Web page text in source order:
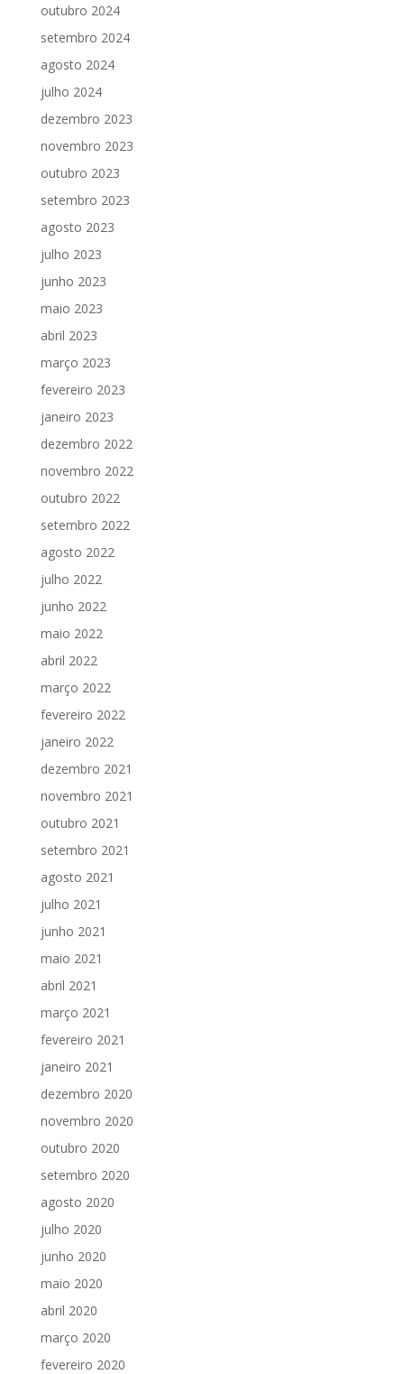
outubro 2024
setembro 2024
agosto 2024
julho 2024
dezembro 2023
novembro 2023
outubro 2023
setembro 2023
agosto 2023
julho 2023
junho 2023
maio 2023
abril 2023
março 2023
fevereiro 2023
janeiro 2023
dezembro 2022
novembro 2022
outubro 2022
setembro 2022
agosto 2022
julho 2022
junho 2022
maio 2022
abril 2022
março 2022
fevereiro 2022
janeiro 2022
dezembro 2021
novembro 2021
outubro 2021
setembro 2021
agosto 2021
julho 2021
junho 2021
maio 2021
abril 2021
março 2021
fevereiro 2021
janeiro 2021
dezembro 2020
novembro 2020
outubro 2020
setembro 2020
agosto 2020
julho 2020
junho 2020
maio 2020
abril 2020
março 2020
fevereiro 2020